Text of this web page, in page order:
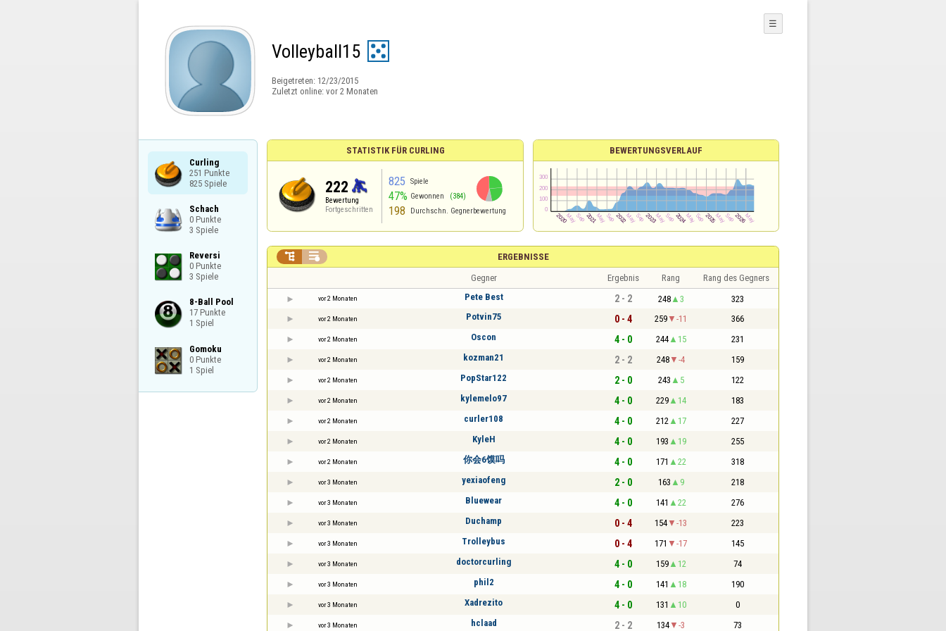
Volleyball15
Beigetreten: 12/23/2015
Zuletzt online: vor 2 Monaten
☰
Curling
251 Punkte
825 Spiele
Schach
0 Punkte
3 Spiele
Reversi
0 Punkte
3 Spiele
8-Ball Pool
17 Punkte
1 Spiel
Gomoku
0 Punkte
1 Spiel
STATISTIK FÜR CURLING
222
Bewertung
Fortgeschritten
825 Spiele
47% Gewonnen (384)
198 Durchschn. Gegnerbewertung
BEWERTUNGSVERLAUF
ERGEBNISSE
 
Gegner Ergebnis Rang Rang des Gegners
vor 2 Monaten Pete Best 2 - 2 248 3 323
vor 2 Monaten Potvin75 0 - 4 259 -11 366
vor 2 Monaten Oscon 4 - 0 244 15 231
vor 2 Monaten kozman21 2 - 2 248 -4 159
vor 2 Monaten PopStar122 2 - 0 243 5 122
vor 2 Monaten kylemelo97 4 - 0 229 14 183
vor 2 Monaten curler108 4 - 0 212 17 227
vor 2 Monaten KyleH 4 - 0 193 19 255
vor 2 Monaten 你会6馍吗 4 - 0 171 22 318
vor 3 Monaten yexiaofeng 2 - 0 163 9 218
vor 3 Monaten Bluewear 4 - 0 141 22 276
vor 3 Monaten Duchamp 0 - 4 154 -13 223
vor 3 Monaten Trolleybus 0 - 4 171 -17 145
vor 3 Monaten doctorcurling 4 - 0 159 12 74
vor 3 Monaten phil2 4 - 0 141 18 190
vor 3 Monaten Xadrezito 4 - 0 131 10 0
vor 3 Monaten hclaad 2 - 2 134 -3 73